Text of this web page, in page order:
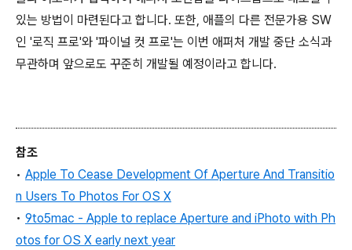
있는 방법이 마련된다고 합니다. 또한, 애플의 다른 전문가용 SW
인 '로직 프로'와 '파이널 컷 프로'는 이번 애퍼처 개발 중단 소식과
무관하며 앞으로도 꾸준히 개발될 예정이라고 합니다.
참조
• Apple To Cease Development Of Aperture And Transitio
n Users To Photos For OS X
• 9to5mac - Apple to replace Aperture and iPhoto with Ph
otos for OS X early next year